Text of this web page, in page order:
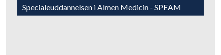
Specialeuddannelsen i Almen Medicin - SPEAM​